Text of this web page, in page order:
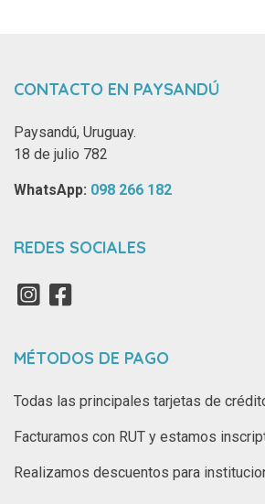
CONTACTO EN PAYSANDÚ
Paysandú, Uruguay.
18 de julio 782
WhatsApp: ‪ 098 266 182‬
REDES SOCIALES
MÉTODOS DE PAGO
Todas las principales tarjetas de
Facturamos con RUT y estamos
Realizamos descuentos para